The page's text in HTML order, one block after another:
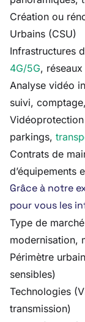
Création ou
Urbains (CSU)
Infrastructures
4G/5G,
Analyse vidéo
suivi,
parkings,
Contrats de
d’équipements
Grâce à notre
pour vous les
Type de
modernisation,
Périmètre
sensibles)
Technologies
transmission)